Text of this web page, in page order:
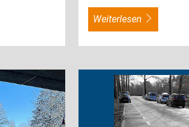
weiterlesen